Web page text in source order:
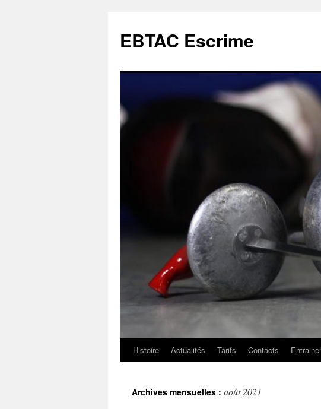
contenu
EBTAC Escrime
Histoire Actualités Tarifs Contacts
Archives mensuelles : août 2021